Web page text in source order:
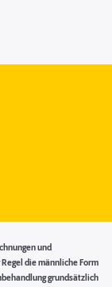
und
die männliche Form
grundsätzlich